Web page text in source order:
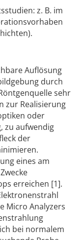
z. B. im
Auflösung
durch
sehr
zur Realisierung
oder
zu aufwendig
der
eines am
erreichen [1].
Micro Analyzers
bei normalem